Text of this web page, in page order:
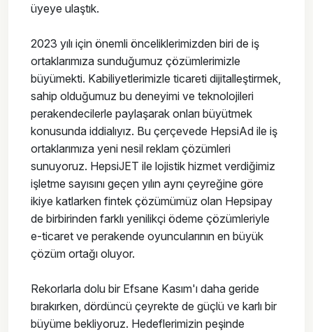
üyeye ulaştık.
2023 yılı için önemli önceliklerimizden biri de iş
ortaklarımıza sunduğumuz çözümlerimizle
büyümekti. Kabiliyetlerimizle ticareti dijitalleştirmek,
sahip olduğumuz bu deneyimi ve teknolojileri
perakendecilerle paylaşarak onları büyütmek
konusunda iddialıyız. Bu çerçevede HepsiAd ile iş
ortaklarımıza yeni nesil reklam çözümleri
sunuyoruz. HepsiJET ile lojistik hizmet verdiğimiz
işletme sayısını geçen yılın aynı çeyreğine göre
ikiye katlarken fintek çözümümüz olan Hepsipay
de birbirinden farklı yenilikçi ödeme çözümleriyle
e-ticaret ve perakende oyuncularının en büyük
çözüm ortağı oluyor.
Rekorlarla dolu bir Efsane Kasım'ı daha geride
bırakırken, dördüncü çeyrekte de güçlü ve karlı bir
büyüme bekliyoruz. Hedeflerimizin peşinde